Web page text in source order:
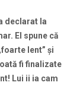
declarat la
El spune că
lent” și
fi finalizate
Lui ii ia cam